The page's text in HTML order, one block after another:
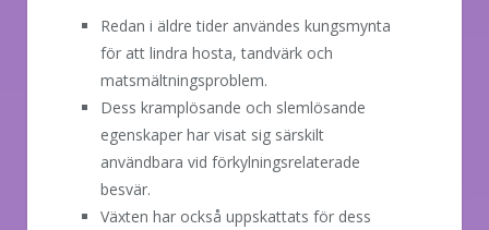
Redan i äldre tider användes kungsmynta
för att lindra hosta, tandvärk och
matsmältningsproblem.
Dess kramplösande och slemlösande
egenskaper har visat sig särskilt
användbara vid förkylningsrelaterade
besvär.
Växten har också uppskattats för dess